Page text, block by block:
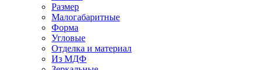
Размер
Малогабаритные
Форма
Угловые
Отделка и материал
Из МДФ